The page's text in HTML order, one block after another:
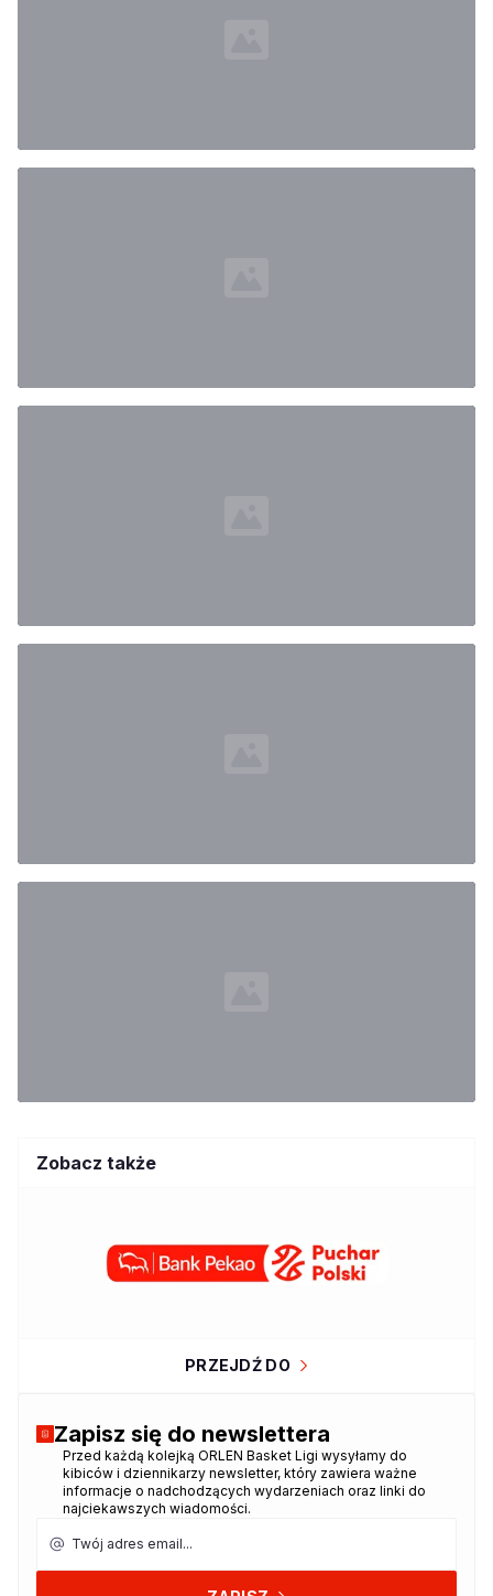
Zobacz także
PRZEJDŹ DO
Zapisz się do newslettera
Przed każdą kolejką ORLEN Basket Ligi wysyłamy do
kibiców i dziennikarzy newsletter, który zawiera ważne
informacje o nadchodzących wydarzeniach oraz linki do
najciekawszych wiadomości.
Dziękujemy za zapisanie się do
newslettera!